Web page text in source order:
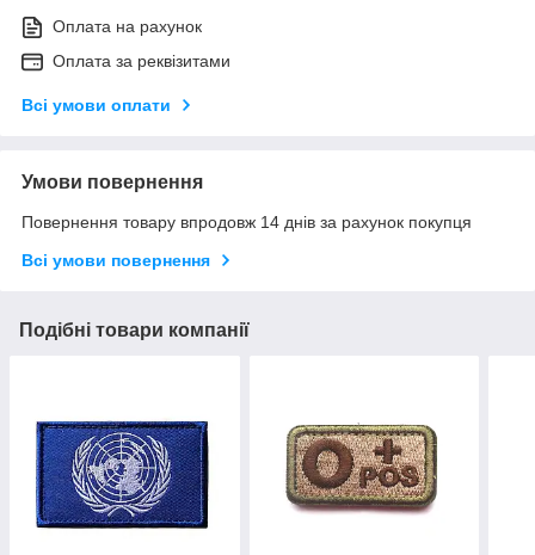
Оплата на рахунок
Оплата за реквізитами
Всі умови оплати
Умови повернення
Повернення товару впродовж 14 днів за рахунок покупця
Всі умови повернення
Подібні товари компанії